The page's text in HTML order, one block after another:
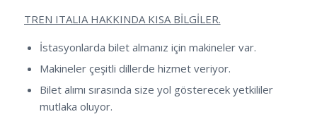
TREN ITALIA HAKKINDA KISA BİLGİLER.
İstasyonlarda bilet almanız için makineler var.
Makineler çeşitli dillerde hizmet veriyor.
Bilet alımı sırasında size yol gösterecek yetkililer
mutlaka oluyor.